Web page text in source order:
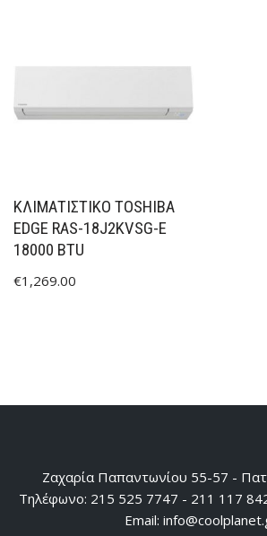
ΚΛΙΜΑΤΙΣΤΙΚΟ TOSHIBA
EDGE RAS-18J2KVSG-E
18000 BTU
€1,269.00
Ζαχαρία Παπαντωνίου 55-57 -
Τηλέφωνο: 215 525 7747 - 211 117
Email: